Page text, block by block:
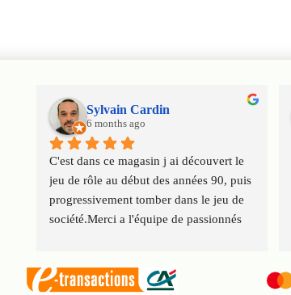
Sylvain Cardin
6 months ago
C'est dans ce magasin j ai découvert le
jeu de rôle au début des années 90, puis
progressivement tomber dans le jeu de
société.Merci a l'équipe de passionnés